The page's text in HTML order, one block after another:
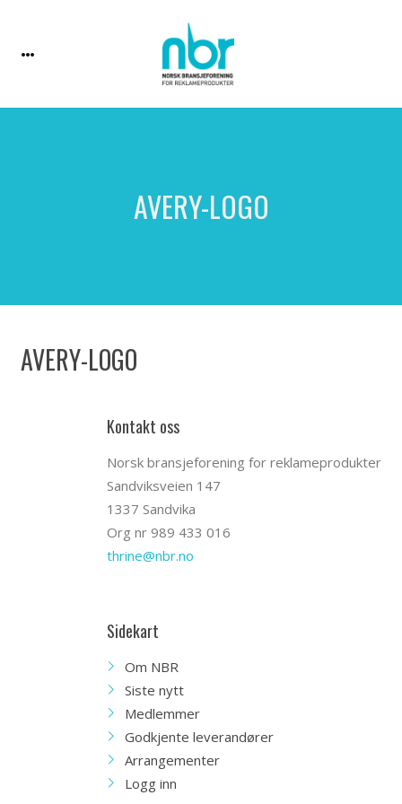
AVERY-LOGO
AVERY-LOGO
Kontakt oss
Norsk bransjeforening for reklameprodukter
Sandviksveien 147
1337 Sandvika
Org nr 989 433 016
thrine@nbr.no
Sidekart
Om NBR
Siste nytt
Medlemmer
Godkjente leverandører
Arrangementer
Logg inn